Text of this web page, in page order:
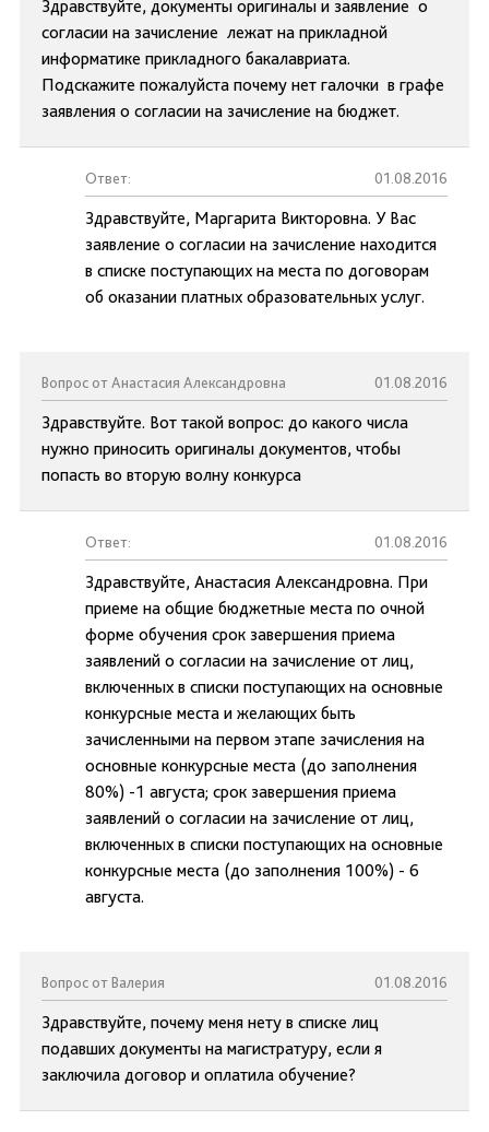
Здравствуйте, документы оригиналы и заявление о
согласии на зачисление лежат на прикладной
информатике прикладного бакалавриата.
Подскажите пожалуйста почему нет галочки в графе
заявления о согласии на зачисление на бюджет.
Ответ: 01.08.2016
Здравствуйте, Маргарита Викторовна. У Вас
заявление о согласии на зачисление находится
в списке поступающих на места по договорам
об оказании платных образовательных услуг.
Вопрос от Анастасия Александровна 01.08.2016
Здравствуйте. Вот такой вопрос: до какого числа
нужно приносить оригиналы документов, чтобы
попасть во вторую волну конкурса
Ответ: 01.08.2016
Здравствуйте, Анастасия Александровна. При
приеме на общие бюджетные места по очной
форме обучения срок завершения приема
заявлений о согласии на зачисление от лиц,
включенных в списки поступающих на основные
конкурсные места и желающих быть
зачисленными на первом этапе зачисления на
основные конкурсные места (до заполнения
80%) -1 августа; срок завершения приема
заявлений о согласии на зачисление от лиц,
включенных в списки поступающих на основные
конкурсные места (до заполнения 100%) - 6
августа.
Вопрос от Валерия 01.08.2016
Здравствуйте, почему меня нету в списке лиц
подавших документы на магистратуру, если я
заключила договор и оплатила обучение?